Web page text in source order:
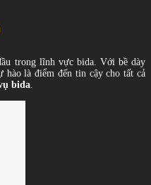
trong lĩnh vực bida. Với bề dày
là điểm đến tin cậy cho tất cả
bida.